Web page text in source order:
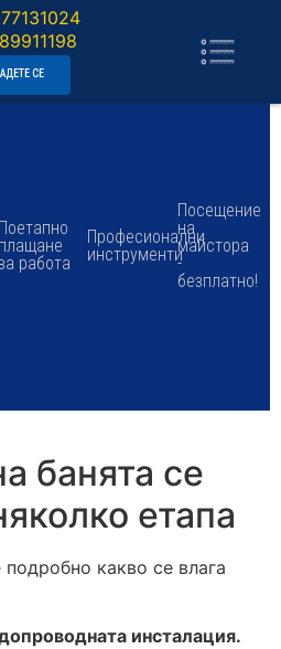
СЕ
Поетапно
плащане
работа
Професионални
инструменти
Посещение
на
майстора
-
безплатно!
банята се
етапа
какво се влага
инсталация.